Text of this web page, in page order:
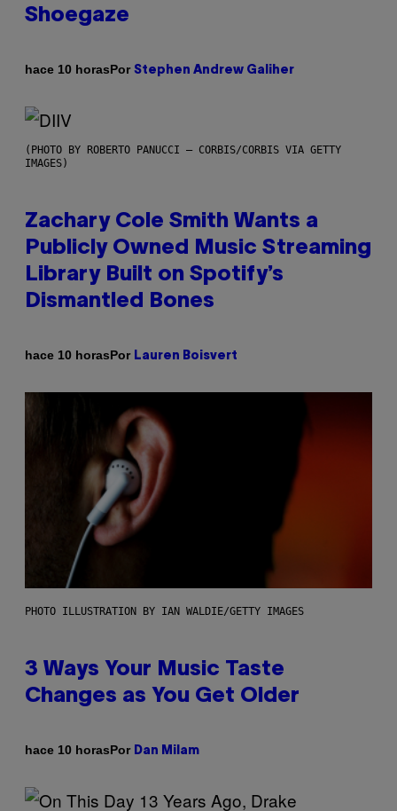
Shoegaze
hace 10 horasPor Stephen Andrew Galiher
(PHOTO BY ROBERTO PANUCCI – CORBIS/CORBIS VIA GETTY
IMAGES)
Zachary Cole Smith Wants a
Publicly Owned Music Streaming
Library Built on Spotify’s
Dismantled Bones
hace 10 horasPor Lauren Boisvert
PHOTO ILLUSTRATION BY IAN WALDIE/GETTY IMAGES
3 Ways Your Music Taste
Changes as You Get Older
hace 10 horasPor Dan Milam